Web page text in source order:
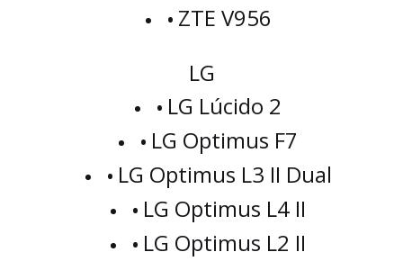
ZTE V956
LG
LG Lúcido 2
LG Optimus F7
LG Optimus L3 II Dual
LG Optimus L4 II
LG Optimus L2 II